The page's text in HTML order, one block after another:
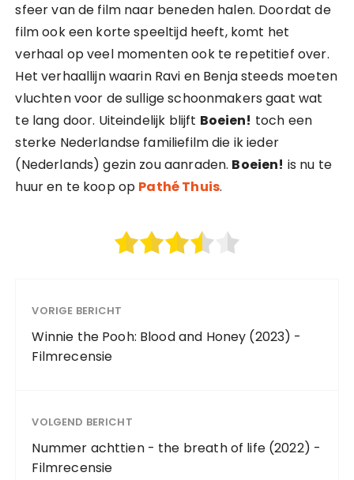
sfeer van de film naar beneden halen. Doordat de
film ook een korte speeltijd heeft, komt het
verhaal op veel momenten ook te repetitief over.
Het verhaallijn waarin Ravi en Benja steeds moeten
vluchten voor de sullige schoonmakers gaat wat
te lang door. Uiteindelijk blijft Boeien! toch een
sterke Nederlandse familiefilm die ik ieder
(Nederlands) gezin zou aanraden. Boeien! is nu te
huur en te koop op Pathé Thuis.
VORIGE BERICHT
Winnie the Pooh: Blood and Honey (2023) -
Filmrecensie
VOLGEND BERICHT
Nummer achttien - the breath of life (2022) -
Filmrecensie